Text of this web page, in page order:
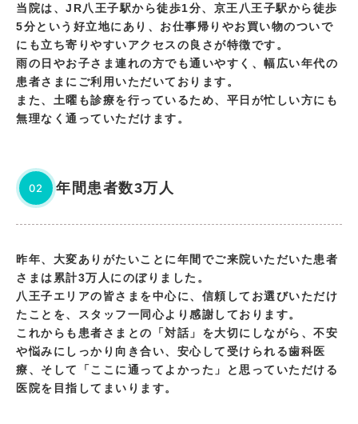
当院は、JR八王子駅から徒歩1分、京王八王子駅から徒歩
5分という好立地にあり、お仕事帰りやお買い物のついで
にも立ち寄りやすいアクセスの良さが特徴です。
雨の日やお子さま連れの方でも通いやすく、幅広い年代の
患者さまにご利用いただいております。
また、土曜も診療を行っているため、平日が忙しい方にも
無理なく通っていただけます。
02 年間患者数3万人
昨年、大変ありがたいことに年間でご来院いただいた患者
さまは累計3万人にのぼりました。
八王子エリアの皆さまを中心に、信頼してお選びいただけ
たことを、スタッフ一同心より感謝しております。
これからも患者さまとの「対話」を大切にしながら、不安
や悩みにしっかり向き合い、安心して受けられる歯科医
療、そして「ここに通ってよかった」と思っていただける
医院を目指してまいります。